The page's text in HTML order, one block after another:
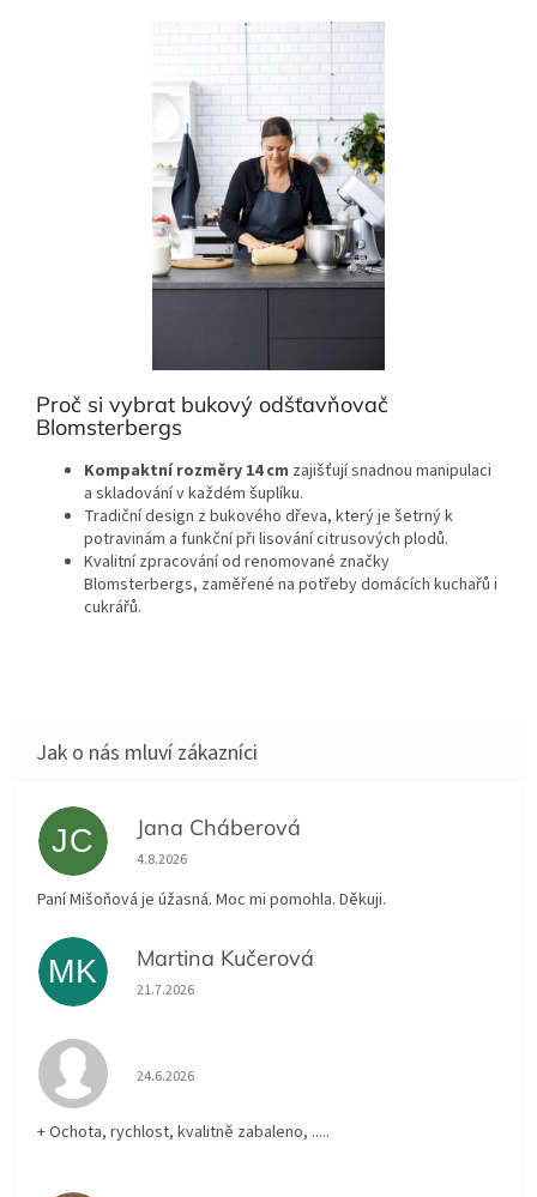
Proč si vybrat bukový odšťavňovač
Blomsterbergs
Kompaktní rozměry 14 cm zajišťují snadnou manipulaci
a skladování v každém šuplíku.
Tradiční design z bukového dřeva, který je šetrný k
potravinám a funkční při lisování citrusových plodů.
Kvalitní zpracování od renomované značky
Blomsterbergs, zaměřené na potřeby domácích kuchařů i
cukrářů.
JC Jana Cháberová
Hodnocení obchodu je 5 z 5 hvězdiček.
4.8.2026
Paní Mišoňová je úžasná. Moc mi pomohla. Děkuji.
MK Martina Kučerová
Hodnocení obchodu je 5 z 5 hvězdiček.
21.7.2026
Hodnocení obchodu je 5 z 5 hvězdiček.
24.6.2026
+ Ochota, rychlost, kvalitně zabaleno, .....